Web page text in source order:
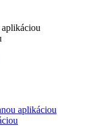
aplikáciou